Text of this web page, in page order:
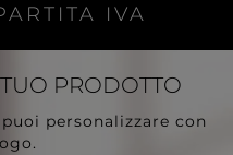
IVA
PRODOTTO
personalizzare con